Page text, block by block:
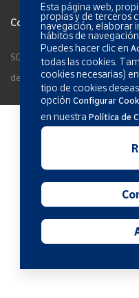
Condiciones generales de
SOCIEDAD ESTATAL CORREOS
derechos reservados.
Esta página web,
propias y de terceros
navegación, elaborar
hábitos de
Puedes hacer clic en
todas las cookies.
cookies necesarias)
tipo de cookies
opciónConfigurar
en nuestraPolítica de